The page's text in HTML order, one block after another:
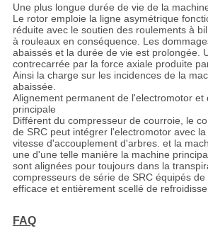
Une plus longue durée de vie de la
Le rotor emploie la ligne asymétrique
réduite avec le soutien des roulements à
à rouleaux en conséquence. Les
abaissés et la durée de vie est prolongée.
contrecarrée par la force axiale produite
Ainsi la charge sur les incidences de la
abaissée.
Alignement permanent de l'electromotor et
principale
Différent du compresseur de courroie, le
de SRC peut intégrer l'electromotor avec
vitesse d'accouplement d'arbres. et la
une d'une telle manière la machine
sont alignées pour toujours dans la
compresseurs de série de SRC équipés
efficace et entièrement scellé de
FAQ